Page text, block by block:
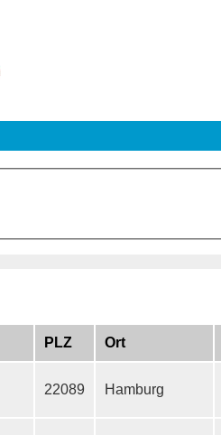
PLZ Ort
22089 Hamburg